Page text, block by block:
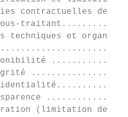
contractuelles de
techniques et
(limitation de